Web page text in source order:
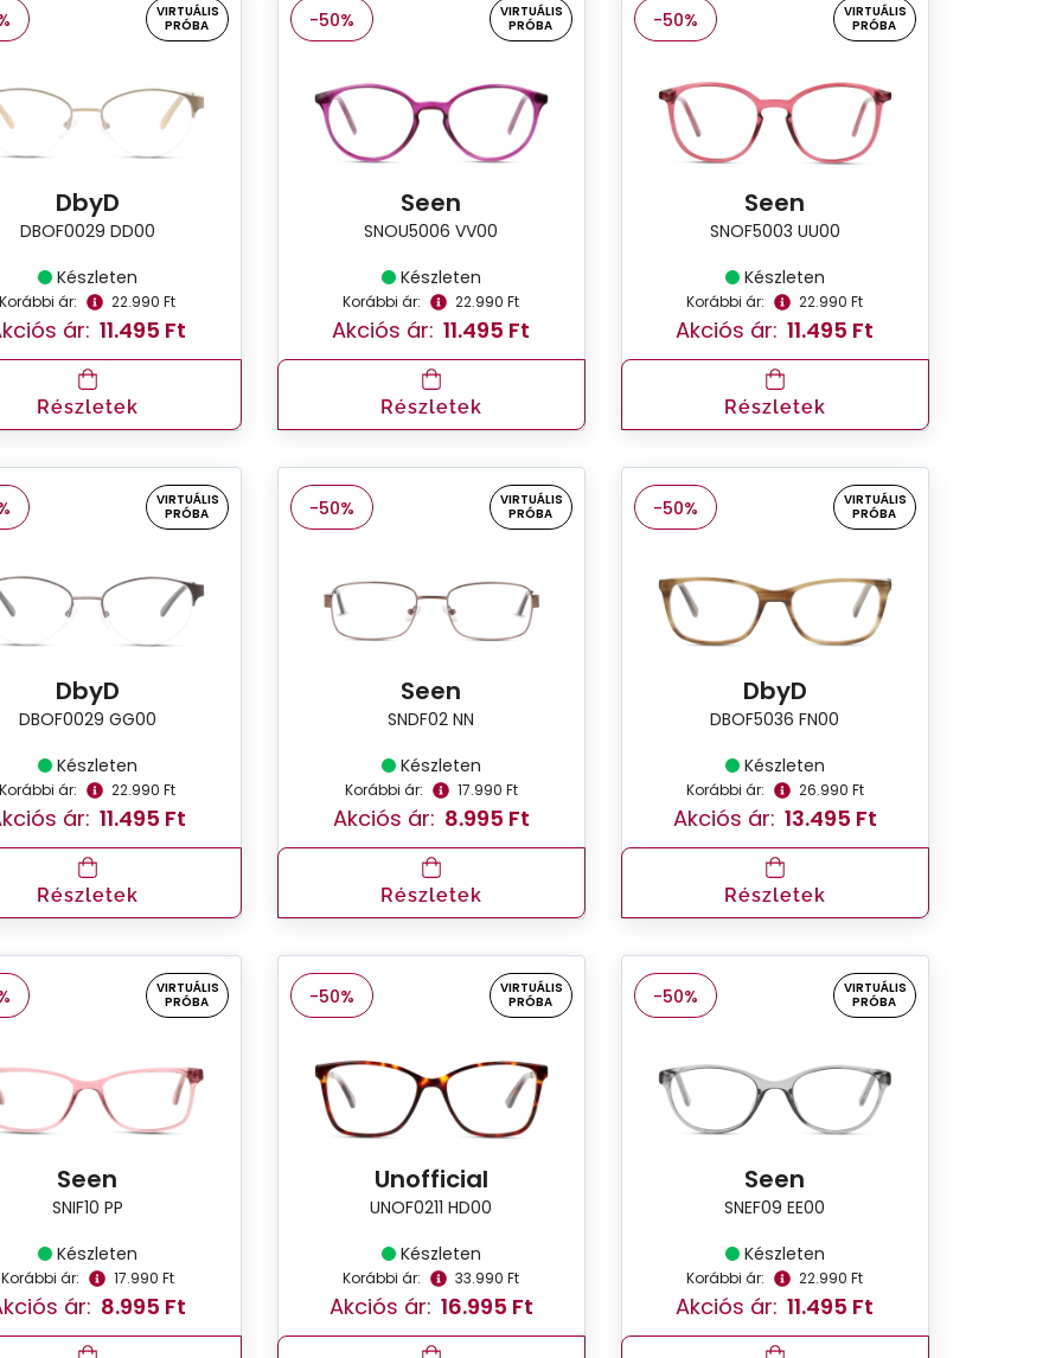
VIRTUÁLIS
PRÓBA
DbyD
DBOF0029 DD00
Készleten
Korábbi ár: 22.990 Ft
ár: 11.495 Ft
Részletek
-50%
VIRTUÁLIS
PRÓBA
Seen
SNOU5006 VV00
Készleten
Korábbi ár: 22.990 Ft
Akciós ár: 11.495 Ft
Részletek
-50%
VIRTUÁLIS
PRÓBA
Seen
SNOF5003 UU00
Készleten
Korábbi ár: 22.990 Ft
Akciós ár: 11.495 Ft
Részletek
VIRTUÁLIS
PRÓBA
DbyD
DBOF0029 GG00
Készleten
Korábbi ár: 22.990 Ft
ár: 11.495 Ft
Részletek
-50%
VIRTUÁLIS
PRÓBA
Seen
SNDF02 NN
Készleten
Korábbi ár: 17.990 Ft
Akciós ár: 8.995 Ft
Részletek
-50%
VIRTUÁLIS
PRÓBA
DbyD
DBOF5036 FN00
Készleten
Korábbi ár: 26.990 Ft
Akciós ár: 13.495 Ft
Részletek
VIRTUÁLIS
PRÓBA
Seen
SNIF10 PP
Készleten
Korábbi ár: 17.990 Ft
ár: 8.995 Ft
-50%
VIRTUÁLIS
PRÓBA
Unofficial
UNOF0211 HD00
Készleten
Korábbi ár: 33.990 Ft
Akciós ár: 16.995 Ft
-50%
VIRTUÁLIS
PRÓBA
Seen
SNEF09 EE00
Készleten
Korábbi ár: 22.990 Ft
Akciós ár: 11.495 Ft